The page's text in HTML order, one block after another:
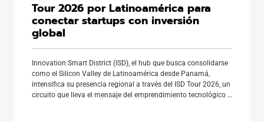
Tour 2026 por Latinoamérica para
conectar startups con inversión
global
Innovation Smart District (ISD), el hub que busca consolidarse
como el Silicon Valley de Latinoamérica desde Panamá,
intensifica su presencia regional a través del ISD Tour 2026, un
circuito que lleva el mensaje del emprendimiento tecnológico a